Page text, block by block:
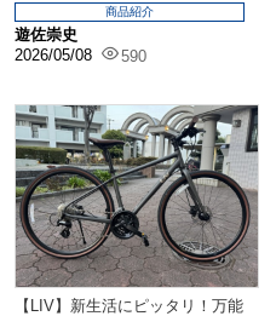
コンポ「CUES」搭...
遊佐崇史
2026/05/08
590
商品紹介
【LIV】新生活にピッタリ！万能